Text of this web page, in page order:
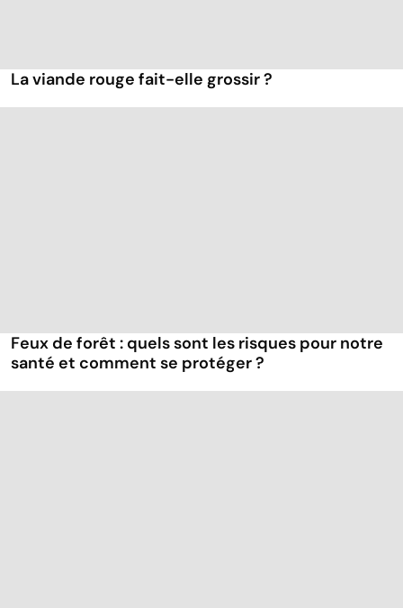
La viande rouge fait-elle grossir ?
Feux de forêt : quels sont les risques pour notre
santé et comment se protéger ?